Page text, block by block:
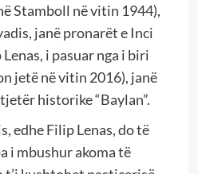
Stamboll në vitin 1944),
janë pronarët e Inci
i pasuar nga i biri
jetë në vitin 2016), janë
historike “Baylan”.
edhe Filip Lenas, do të
i mbushur akoma të